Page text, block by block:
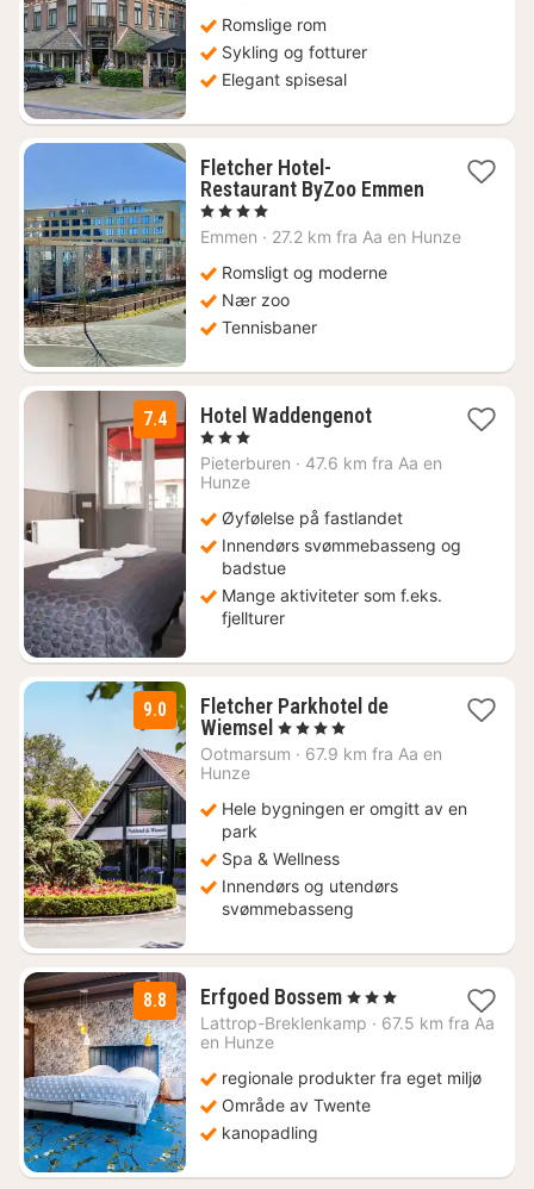
1061
kr.
Romslige rom
Sykling og fotturer
Elegant spisesal
Fletcher Hotel-
Restaurant ByZoo Emmen
1
natt
926
kr.
, 4 Stjerner
Emmen · 27.2 km fra Aa en Hunze
Romsligt og moderne
Nær zoo
Tennisbaner
7.4 Hotel Waddengenot1
fra
, 3 Stjerner
Pieterburen · 47.6 km fra Aa en
Hunze
Øyfølelse på fastlandet
Innendørs svømmebasseng og
badstue
Mange aktiviteter som f.eks.
fjellturer
9.0
Fletcher Parkhotel de
Wiemsel 1
natt
kr.
, 4 Stjerner
Ootmarsum · 67.9 km fra Aa en
Hunze
Hele bygningen er omgitt av en
park
Spa & Wellness
Innendørs og utendørs
svømmebasseng
8.8 Erfgoed Bossem3
netter
fra
kr.
, 3 Stjerner
Lattrop-Breklenkamp · 67.5 km fra Aa
en Hunze
regionale produkter fra eget miljø
Område av Twente
kanopadling